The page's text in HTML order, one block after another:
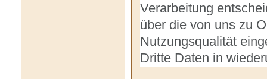
Verarbeitung
über die von uns zu
Nutzungsqualität
Dritte Daten in